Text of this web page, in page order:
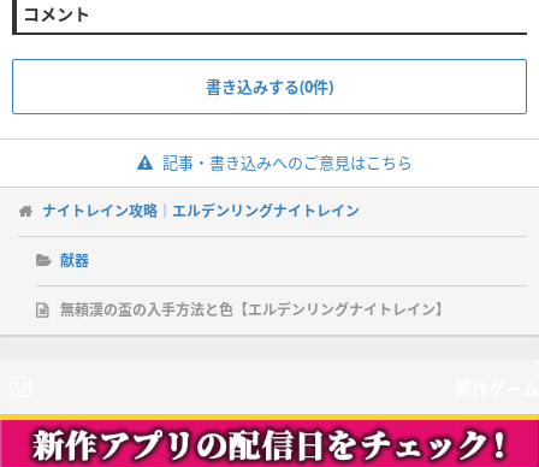
コメント
書き込みする(0件)
記事・書き込みへのご意見はこちら
ナイトレイン攻略｜エルデンリングナイトレイン
献器
無頼漢の盃の入手方法と色【エルデンリングナイトレイン】